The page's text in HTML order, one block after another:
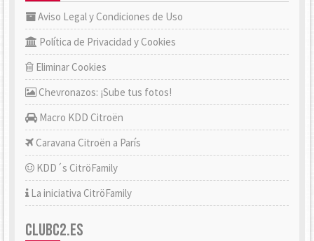
Aviso Legal y Condiciones de Uso
Política de Privacidad y Cookies
Eliminar Cookies
Chevronazos: ¡Sube tus fotos!
Macro KDD Citroën
Caravana Citroën a París
KDD´s CitröFamily
La iniciativa CitröFamily
CLUBC2.ES